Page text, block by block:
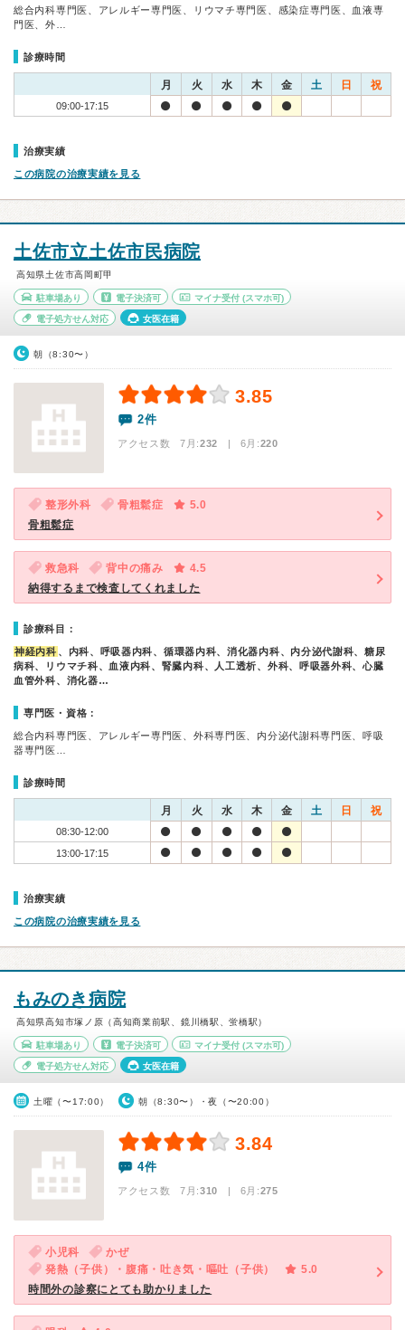
総合内科専門医、アレルギー専門医、リウマチ専門医、感染症専門医、血液専
門医、外…
診療時間
月 火 水 木 金 土 日 祝
09:00-17:15
治療実績
この病院の治療実績を見る
土佐市立土佐市民病院
高知県土佐市高岡町甲
駐車場あり 電子決済可 マイナ受付 (スマホ可)
電子処方せん対応 女医在籍
朝（8:30〜）
3.85
2件
アクセス数 7月:232 | 6月:220
整形外科 骨粗鬆症
5.0
骨粗鬆症
救急科 背中の痛み
4.5
納得するまで検査してくれました
診療科目：
神経内科 、内科、呼吸器内科、循環器内科、消化器内科、内分泌代謝科、糖尿
病科、リウマチ科、血液内科、腎臓内科、人工透析、外科、呼吸器外科、心臓
血管外科、消化器…
専門医・資格：
総合内科専門医、アレルギー専門医、外科専門医、内分泌代謝科専門医、呼吸
器専門医…
診療時間
月 火 水 木 金 土 日 祝
08:30-12:00
13:00-17:15
治療実績
この病院の治療実績を見る
もみのき病院
高知県高知市塚ノ原（高知商業前駅、鏡川橋駅、蛍橋駅）
駐車場あり 電子決済可 マイナ受付 (スマホ可)
電子処方せん対応 女医在籍
土曜（〜17:00） 朝（8:30〜）・夜（〜20:00）
3.84
4件
アクセス数 7月:310 | 6月:275
小児科
かぜ
発熱（子供）・腹痛・吐き気・嘔吐（子供）
5.0
時間外の診察にとても助かりました